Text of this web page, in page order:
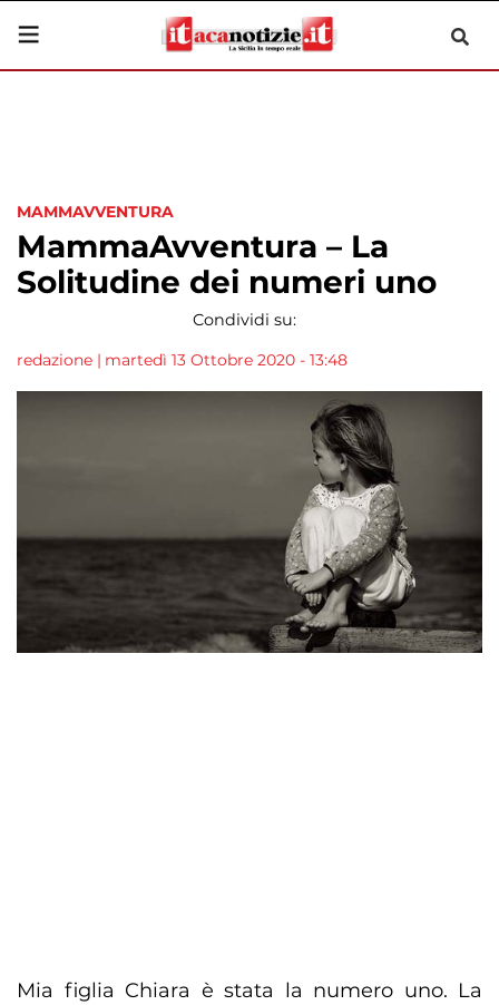
MAMMAVVENTURA
MammaAvventura – La
Solitudine dei numeri uno
Condividi su:
redazione | martedì 13 Ottobre 2020 - 13:48
Mia figlia Chiara è stata la numero uno. La